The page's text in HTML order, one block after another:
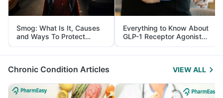
Smog: What Is It, Causes
and Ways To Protect
Yourself From It
Everything to Know About
GLP-1 Receptor Agonist
and Its Role in Weight
Management
Chronic Condition Articles VIEW ALL